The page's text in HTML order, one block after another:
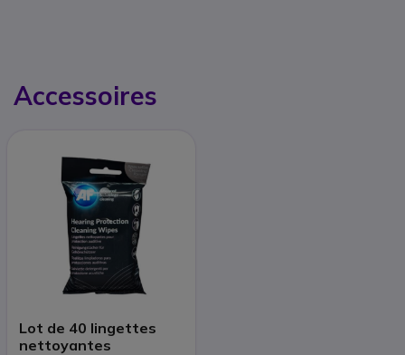
Accessoires
Lot de 40 lingettes
nettoyantes